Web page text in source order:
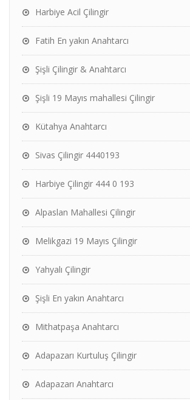
Harbiye Acil Çilingir
Fatih En yakın Anahtarcı
Şişli Çilingir & Anahtarcı
Şişli 19 Mayıs mahallesi Çilingir
Kütahya Anahtarcı
Sivas Çilingir 4440193
Harbiye Çilingir 444 0 193
Alpaslan Mahallesi Çilingir
Melikgazi 19 Mayıs Çilingir
Yahyalı Çilingir
Şişli En yakın Anahtarcı
Mithatpaşa Anahtarcı
Adapazarı Kurtuluş Çilingir
Adapazarı Anahtarcı